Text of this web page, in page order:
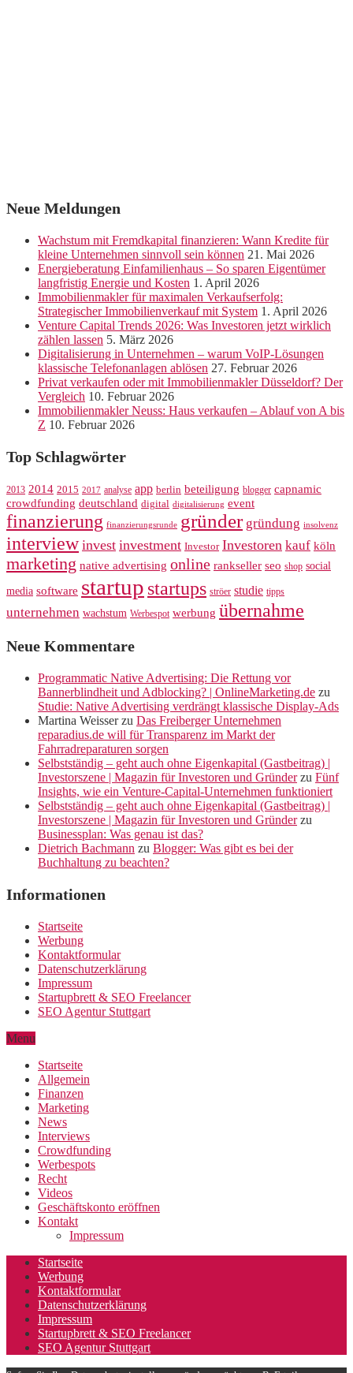
Neue Meldungen
Wachstum mit Fremdkapital finanzieren: Wann Kredite für
kleine Unternehmen sinnvoll sein können 21. Mai 2026
Energieberatung Einfamilienhaus – So sparen Eigentümer
langfristig Energie und Kosten 1. April 2026
Immobilienmakler für maximalen Verkaufserfolg:
Strategischer Immobilienverkauf mit System 1. April 2026
Venture Capital Trends 2026: Was Investoren jetzt wirklich
zählen lassen 5. März 2026
Digitalisierung in Unternehmen – warum VoIP-Lösungen
klassische Telefonanlagen ablösen 27. Februar 2026
Privat verkaufen oder mit Immobilienmakler Düsseldorf? Der
Vergleich 10. Februar 2026
Immobilienmakler Neuss: Haus verkaufen – Ablauf von A bis
Z 10. Februar 2026
Top Schlagwörter
2013 2014 2015 2017 analyse app berlin beteiligung blogger capnamic
crowdfunding deutschland digital digitalisierung event
finanzierung finanzierungsrunde gründer gründung insolvenz
interview invest investment Investor Investoren kauf köln
marketing native advertising online rankseller seo shop social
media software startup startups ströer studie tipps
unternehmen wachstum Werbespot werbung übernahme
Neue Kommentare
Programmatic Native Advertising: Die Rettung vor
Bannerblindheit und Adblocking? | OnlineMarketing.de zu
Studie: Native Advertising verdrängt klassische Display-Ads
Martina Weisserzu Das Freiberger Unternehmen
reparadius.de will für Transparenz im Markt der
Fahrradreparaturen sorgen
Selbstständig – geht auch ohne Eigenkapital (Gastbeitrag) |
Investorszene | Magazin für Investoren und Gründerzu Fünf
Insights, wie ein Venture-Capital-Unternehmen funktioniert
Selbstständig – geht auch ohne Eigenkapital (Gastbeitrag) |
Investorszene | Magazin für Investoren und Gründerzu
Businessplan: Was genau ist das?
Dietrich Bachmann zu Blogger: Was gibt es bei der
Buchhaltung zu beachten?
Informationen
Startseite
Werbung
Kontaktformular
Datenschutzerklärung
Impressum
Startupbrett & SEO Freelancer
SEO Agentur Stuttgart
Menu
Startseite
Allgemein
Finanzen
Marketing
News
Interviews
Crowdfunding
Werbespots
Recht
Videos
Geschäftskonto eröffnen
Kontakt
Impressum
Startseite
Werbung
Kontaktformular
Datenschutzerklärung
Impressum
Startupbrett & SEO Freelancer
SEO Agentur Stuttgart